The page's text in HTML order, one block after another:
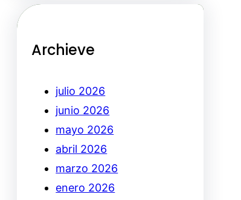
Archieve
julio 2026
junio 2026
mayo 2026
abril 2026
marzo 2026
enero 2026